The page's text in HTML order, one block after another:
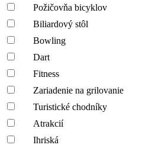
Požičovňa bicyklov
Biliardový stôl
Bowling
Dart
Fitness
Zariadenie na grilovanie
Turistické chodníky
Atrakcií
Ihriská